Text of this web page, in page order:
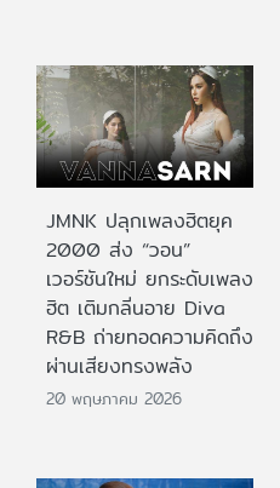
JMNK ปลุกเพลงฮิตยุค
2000 ส่ง “วอน”
เวอร์ชันใหม่ ยกระดับเพลง
ฮิต เติมกลิ่นอาย Diva
R&B ถ่ายทอดความคิดถึง
ผ่านเสียงทรงพลัง
20 พฤษภาคม 2026